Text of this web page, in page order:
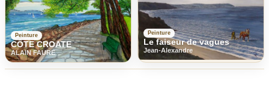
Peinture
CÔTE CROATE
ALAIN FAURE
Peinture
Le faiseur de vagues
Jean-Alexandre